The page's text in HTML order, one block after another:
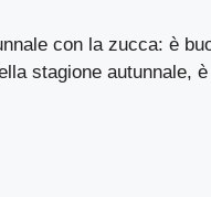
con la zucca: è
stagione autunnale,